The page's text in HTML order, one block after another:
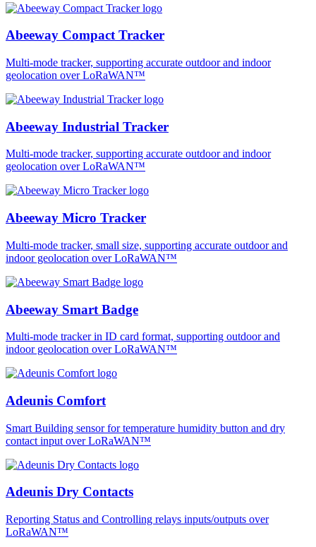
Abeeway Compact Tracker
Multi-mode tracker, supporting accurate outdoor and indoor
geolocation over LoRaWAN™
Abeeway Industrial Tracker
Multi-mode tracker, supporting accurate outdoor and indoor
geolocation over LoRaWAN™
Abeeway Micro Tracker
Multi-mode tracker, small size, supporting accurate outdoor and
indoor geolocation over LoRaWAN™
Abeeway Smart Badge
Multi-mode tracker in ID card format, supporting outdoor and
indoor geolocation over LoRaWAN™
Adeunis Comfort
Smart Building sensor for temperature humidity button and dry
contact input over LoRaWAN™
Adeunis Dry Contacts
Reporting Status and Controlling relays inputs/outputs over
LoRaWAN™